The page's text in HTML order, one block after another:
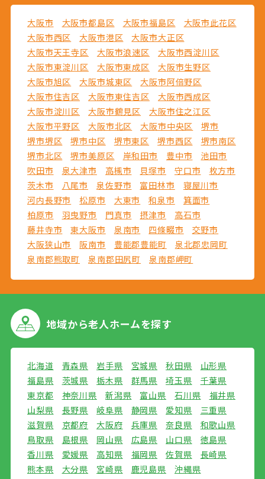
大阪市 大阪市都島区 大阪市福島区
大阪市此花区
大阪市西区
大阪市港区
大阪市大正区
大阪市天王寺区
大阪市浪速区
大阪市西淀川区
大阪市東淀川区
大阪市東成区
大阪市生野区
大阪市旭区
大阪市城東区
大阪市阿倍野区
大阪市住吉区
大阪市東住吉区
大阪市西成区
大阪市淀川区
大阪市鶴見区
大阪市住之江区
大阪市平野区
大阪市北区 大阪市中央区
堺市
堺市堺区
堺市中区 堺市東区 堺市西区
堺市南区
堺市北区
堺市美原区 岸和田市 豊中市
池田市
吹田市
泉大津市 高槻市 貝塚市 守口市
枚方市
茨木市
八尾市 泉佐野市 富田林市
寝屋川市
河内長野市
松原市 大東市 和泉市
箕面市
柏原市
羽曳野市 門真市 摂津市
高石市
藤井寺市
東大阪市 泉南市 四條畷市
交野市
大阪狭山市
阪南市 豊能郡豊能町
泉北郡忠岡町
泉南郡熊取町
泉南郡田尻町 泉南郡岬町
地域から老人ホームを探す
北海道 青森県 岩手県 宮城県 秋田県
山形県
福島県
茨城県 栃木県 群馬県 埼玉県
千葉県
東京都
神奈川県 新潟県 富山県 石川県
福井県
山梨県
長野県 岐阜県 静岡県 愛知県
三重県
滋賀県
京都府 大阪府 兵庫県 奈良県
和歌山県
鳥取県
島根県 岡山県 広島県 山口県
徳島県
香川県
愛媛県 高知県 福岡県 佐賀県
長崎県
熊本県
大分県 宮崎県 鹿児島県 沖縄県